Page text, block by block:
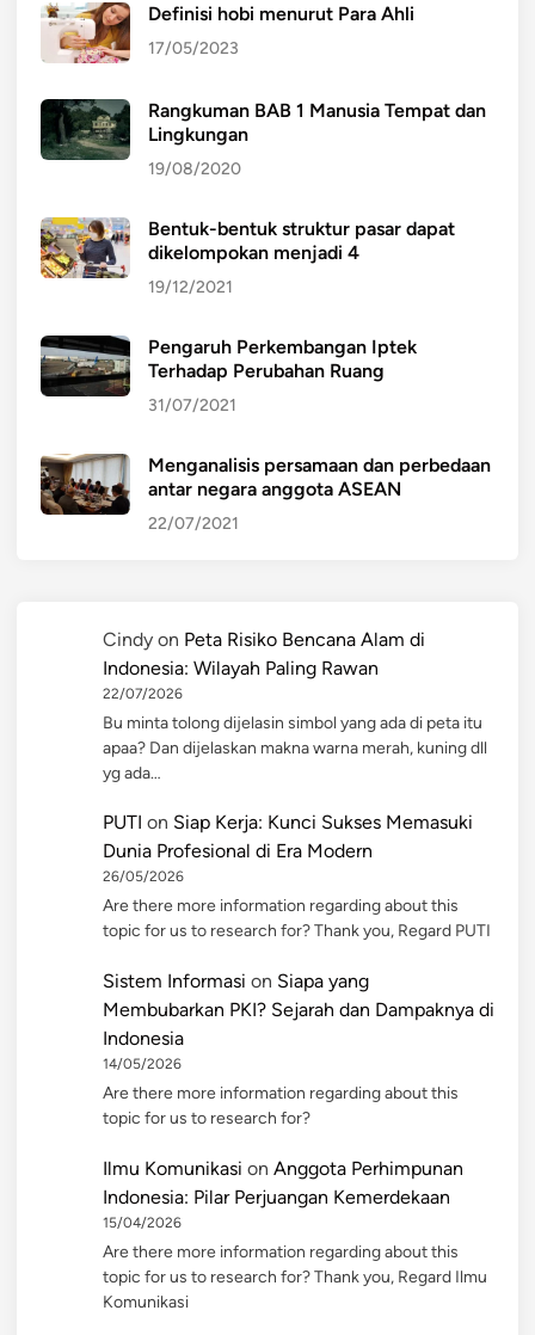
Definisi hobi menurut Para Ahli
17/05/2023
Rangkuman BAB 1 Manusia Tempat dan
Lingkungan
19/08/2020
Bentuk-bentuk struktur pasar dapat
dikelompokan menjadi 4
19/12/2021
Pengaruh Perkembangan Iptek
Terhadap Perubahan Ruang
31/07/2021
Menganalisis persamaan dan perbedaan
antar negara anggota ASEAN
22/07/2021
Cindy on Peta Risiko Bencana Alam di
Indonesia: Wilayah Paling Rawan
22/07/2026
Bu minta tolong dijelasin simbol yang ada di peta itu
apaa? Dan dijelaskan makna warna merah, kuning dll
yg ada…
PUTI on Siap Kerja: Kunci Sukses Memasuki
Dunia Profesional di Era Modern
26/05/2026
Are there more information regarding about this
topic for us to research for? Thank you, Regard PUTI
Sistem Informasi on Siapa yang
Membubarkan PKI? Sejarah dan Dampaknya di
Indonesia
14/05/2026
Are there more information regarding about this
topic for us to research for?
Ilmu Komunikasi on Anggota Perhimpunan
Indonesia: Pilar Perjuangan Kemerdekaan
15/04/2026
Are there more information regarding about this
topic for us to research for? Thank you, Regard Ilmu
Komunikasi